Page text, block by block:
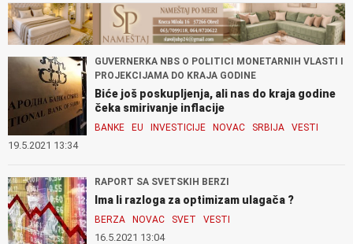
GUVERNERKA NBS O POLITICI MONETARNIH VLASTI I
PROJEKCIJAMA DO KRAJA GODINE
Biće još poskupljenja, ali nas do kraja godine
čeka smirivanje inflacije
BANKE EU INVESTICIJE NOVAC SRBIJA VESTI
19.5.2021 13:34
RAPORT SA SVETSKIH BERZI
Ima li razloga za optimizam ulagača ?
BERZA NOVAC SVET VESTI
16.5.2021 13:04